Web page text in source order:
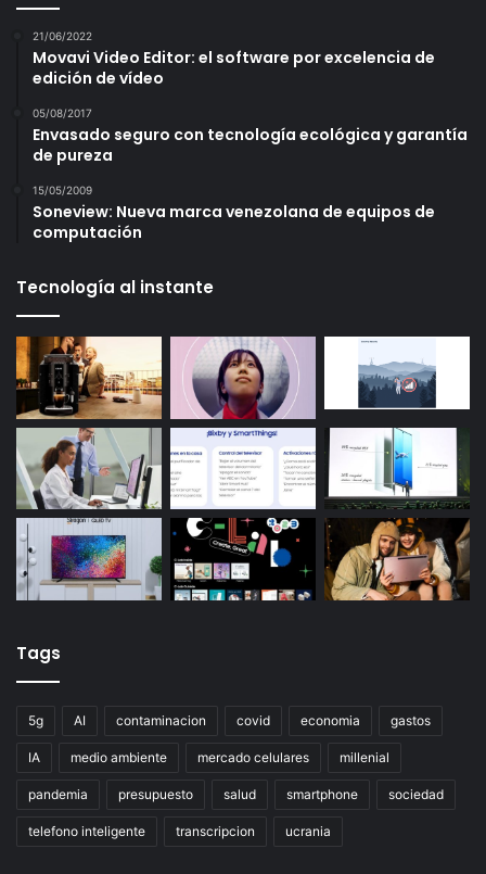
21/06/2022
Movavi Video Editor: el software por excelencia de
edición de vídeo
05/08/2017
Envasado seguro con tecnología ecológica y garantía
de pureza
15/05/2009
Soneview: Nueva marca venezolana de equipos de
computación
Tecnología al instante
Tags
5g AI contaminacion covid economia gastos
IA medio ambiente mercado celulares millenial
pandemia presupuesto salud smartphone sociedad
telefono inteligente transcripcion ucrania